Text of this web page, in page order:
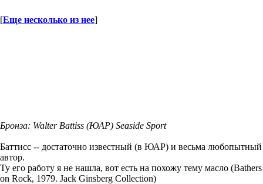
[Еще несколько из нее]
Бронза: Walter Battiss (ЮАР) Seaside Sport
Баттисс -- достаточно известный (в ЮАР) и весьма любопытный
автор.
Ту его работу я не нашла, вот есть на похожу тему масло (Bathers
on Rock, 1979. Jack Ginsberg Collection)